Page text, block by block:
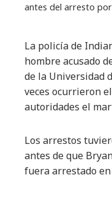
antes del arresto
La policía de
hombre acusado
de la Universidad
veces ocurrieron
autoridades el
Los arrestos
antes de que
fuera arrestado